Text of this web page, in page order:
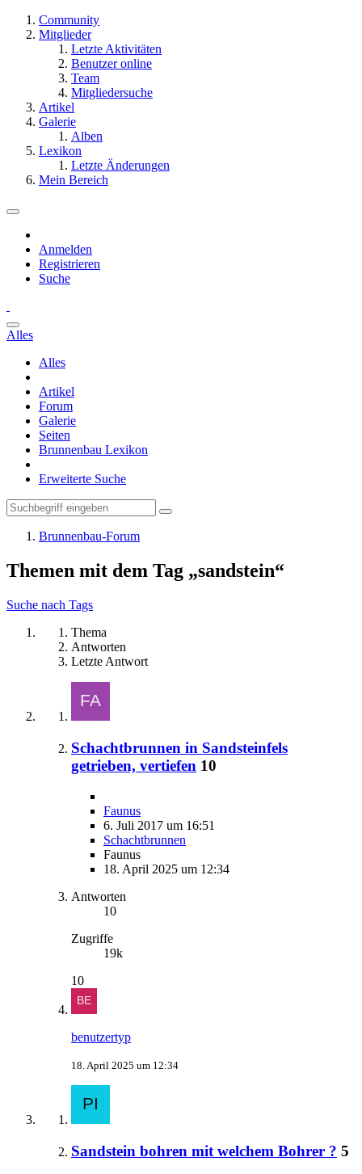
Community
Mitglieder
Letzte Aktivitäten
Benutzer online
Team
Mitgliedersuche
Artikel
Galerie
Alben
Lexikon
Letzte Änderungen
Mein Bereich
Anmelden
Registrieren
Suche
Alles
Alles
Artikel
Forum
Galerie
Seiten
Brunnenbau Lexikon
Erweiterte Suche
Brunnenbau-Forum
Themen mit dem Tag „sandstein“
Suche nach Tags
Thema
Antworten
Letzte Antwort
Schachtbrunnen in Sandsteinfels
getrieben, vertiefen 10
Faunus
6. Juli 2017 um 16:51
Schachtbrunnen
Faunus
18. April 2025 um 12:34
Antworten
10
Zugriffe
19k
10
benutzertyp
18. April 2025 um 12:34
Sandstein bohren mit welchem Bohrer ? 5